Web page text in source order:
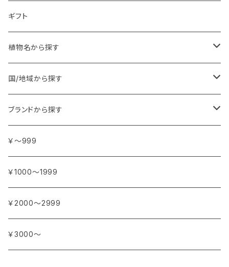
ギフト
植物名から探す
ア行
アンジェリカ
イランイラン
カ行
ガーデニア (クチナシ)
カカオ
サ行
シダーウッド
シナモン
タ行
タイム
チェリー
ナ行
ナツメグ
ハ行
国/地域から探す
ヨーロッパ
フランス
イタリア
アフリカ
ブルキナファソ
南アフリカ
アジア
トルコ
シリア
ブランドから探す
アトリエ・ボヌール・ドゥ・ジュール
アンティカ・ドルチェリア・ボナイユート
オウロシカ
カンパニー デュ ミエル
￥～999
￥1000～1999
￥2000～2999
￥3000～